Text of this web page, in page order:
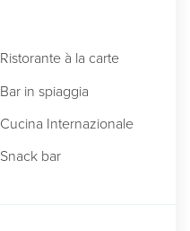
Ristorante à la carte
Bar in spiaggia
Cucina Internazionale
Snack bar